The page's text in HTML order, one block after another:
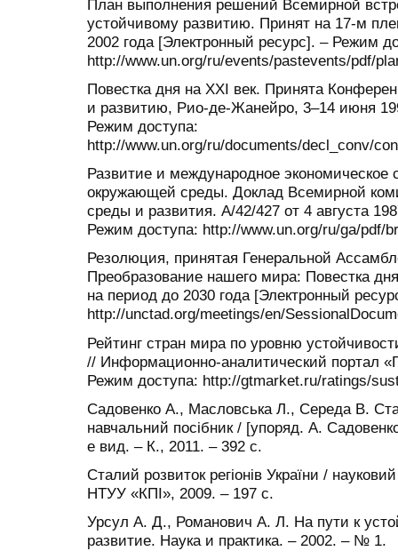
План выполнения решений Всемирной
устойчивому развитию. Принят на 17-м
2002 года [Электронный ресурс]. – Режим
http://www.un.org/ru/events/pastevents/pdf/
Повестка дня на XXI век. Принята
и развитию, Рио-де-Жанейро, 3–14 июня
Режим доступа:
http://www.un.org/ru/documents/decl_conv/
Развитие и международное экономическое
окружающей среды. Доклад Всемирной
среды и развития. А/42/427 от 4 августа
Режим доступа: http://www.un.org/ru/ga/pdf/
Резолюция, принятая Генеральной
Преобразование нашего мира: Повестка
на период до 2030 года [Электронный
http://unctad.org/meetings/en/
Рейтинг стран мира по уровню
// Информационно-аналитический портал
Режим доступа: http://gtmarket.ru/ratings/
Садовенко А., Масловська Л., Середа В.
навчальний посібник / [упоряд. А.
е вид. – К., 2011. – 392 с.
Сталий розвиток регіонів України /
НТУУ «КПІ», 2009. – 197 с.
Урсул А. Д., Романович А. Л. На пути к
развитие. Наука и практика. – 2002. – № 1.